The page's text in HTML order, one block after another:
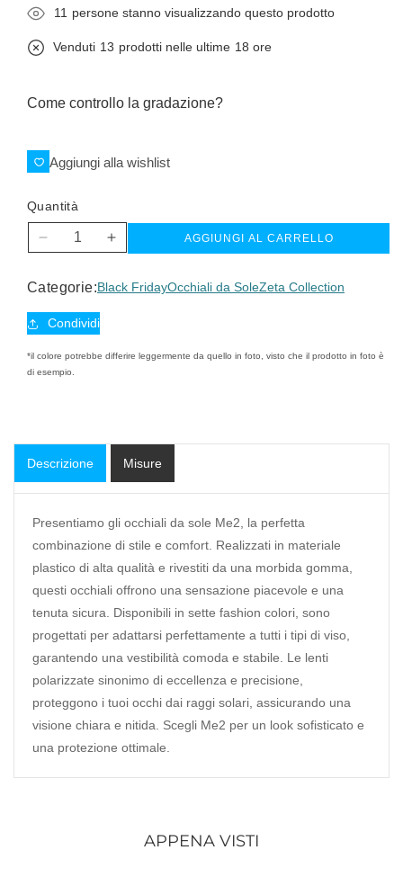
11 persone stanno visualizzando questo prodotto
Venduti 13 prodotti nelle ultime 18 ore
Come controllo la gradazione?
Aggiungi alla wishlist
Quantità
Diminuisci
per
sun
Aumenta
per
AGGIUNGI AL CARRELLO
Categorie:Black FridayOcchiali da SoleZeta Collection
Condividi
*il colore potrebbe differire leggermente da quello in foto, visto che il prodotto in foto è
di esempio.
Descrizione Misure
Presentiamo gli occhiali da sole Me2, la perfetta
combinazione di stile e comfort. Realizzati in materiale
plastico di alta qualità e rivestiti da una morbida gomma,
questi occhiali offrono una sensazione piacevole e una
tenuta sicura. Disponibili in sette fashion colori, sono
progettati per adattarsi perfettamente a tutti i tipi di viso,
garantendo una vestibilità comoda e stabile. Le lenti
polarizzate sinonimo di eccellenza e precisione,
proteggono i tuoi occhi dai raggi solari, assicurando una
visione chiara e nitida. Scegli Me2 per un look sofisticato e
una protezione ottimale.
APPENA VISTI